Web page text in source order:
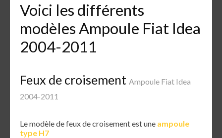
Voici les différents
modèles Ampoule Fiat Idea
2004-2011
Feux de croisement Ampoule Fiat Idea
2004-2011
Le modèle de feux de croisement est une ampoule
type H7